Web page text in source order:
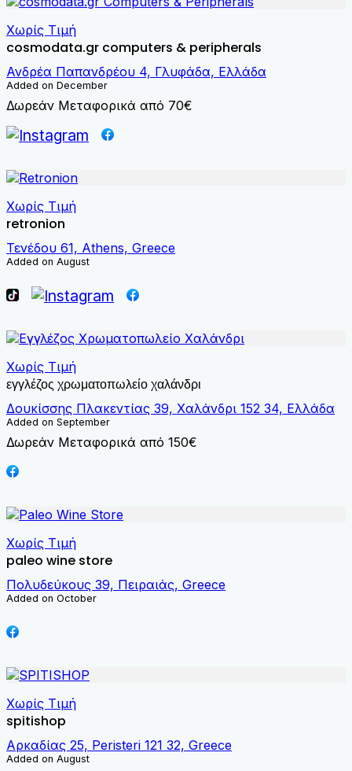
Χωρίς Τιμή
cosmodata.gr computers & peripherals
Ανδρέα Παπανδρέου 4, Γλυφάδα, Ελλάδα
Added on December
Δωρεάν Μεταφορικά από 70€
Χωρίς Τιμή
retronion
Τενέδου 61, Athens, Greece
Added on August
Χωρίς Τιμή
εγγλέζος χρωματοπωλείο χαλάνδρι
Δουκίσσης Πλακεντίας 39, Χαλάνδρι 152 34, Ελλάδα
Added on September
Δωρεάν Μεταφορικά από 150€
Χωρίς Τιμή
paleo wine store
Πολυδεύκους 39, Πειραιάς, Greece
Added on October
Χωρίς Τιμή
spitishop
Αρκαδίας 25, Peristeri 121 32, Greece
Added on August